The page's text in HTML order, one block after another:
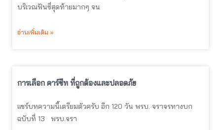
บริเวณฟันซี่สุดท้ายมากๆ จน
อ่านเพิ่มเติม »
การเลือก คาร์ซีท ที่ถูกต้องและปลอดภัย
แชร์บทความนี้เตรียมตัวครับ อีก 120 วัน พรบ. จราจรทางบก
ฉบับที่ 13 พรบ.จรา